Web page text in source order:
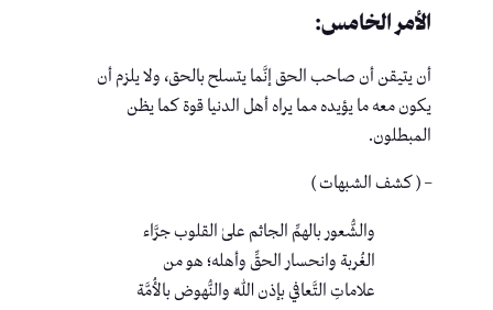
الأمر الخامس:
أن يتيقن أن صاحب الحق إنَّما يتسلح بالحق، ولا يلزم أن
يكون معه ما يؤيده مما يراه أهل الدنيا قوة كما يظن
المبطلون.
– ( كشف الشبهات )
والشُّعور بالهمِّ الجاثم علىٰ القلوب جرَّاء
الغُربة وانحسار الحقِّ وأهله؛ هو من
علاماتِ التَّعافي بإذن اللّٰه والنُّهوض بالأُمَّة